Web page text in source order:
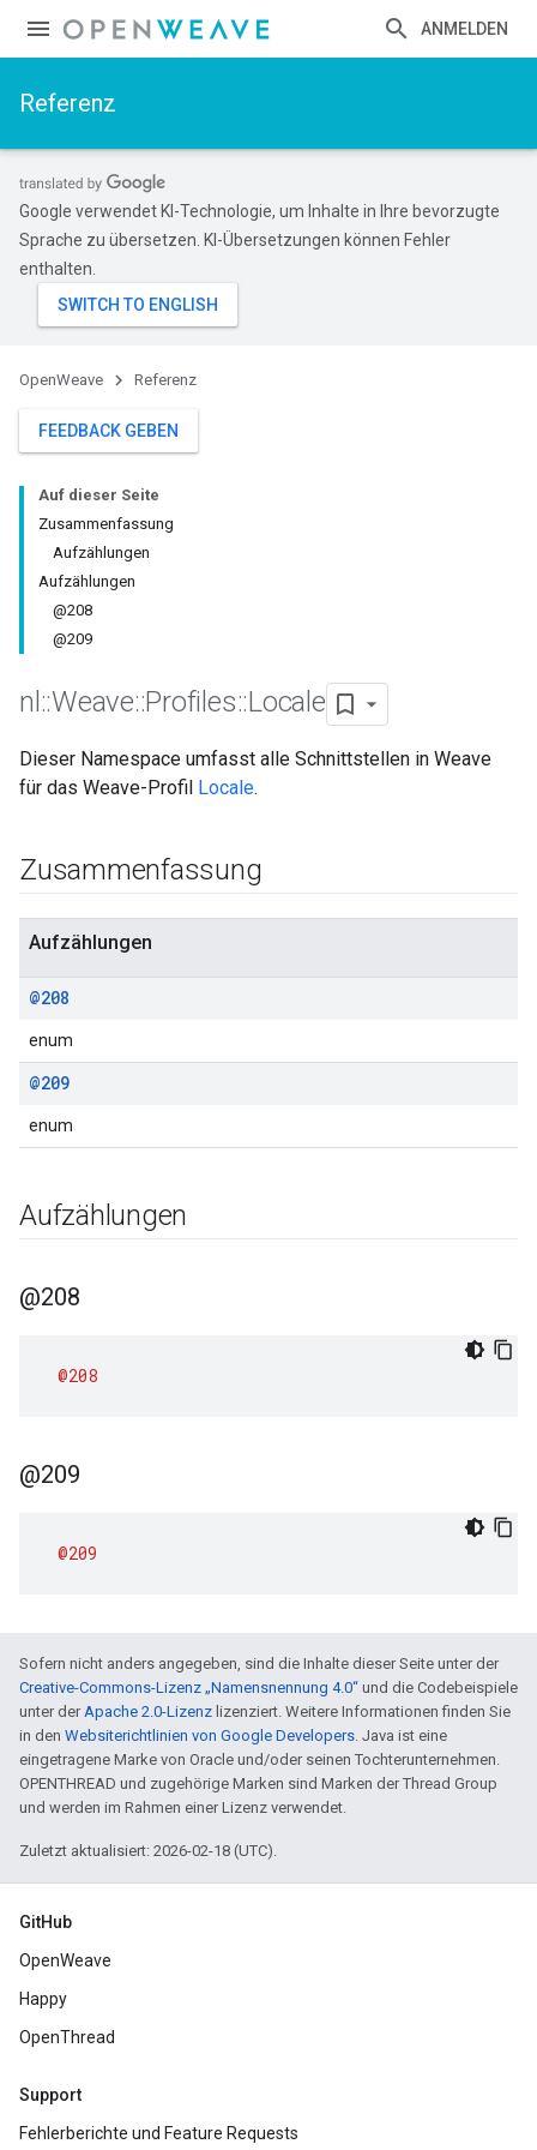
ANMELDEN
Referenz
Google verwendet KI-Technologie, um Inhalte in Ihre bevorzugte
Sprache zu übersetzen. KI-Übersetzungen können Fehler
enthalten.
OpenWeave Referenz
FEEDBACK GEBEN
Auf dieser Seite
Zusammenfassung
Aufzählungen
Aufzählungen
@208
@209
nl ::Weave::Profiles::Locale
Dieser Namespace umfasst alle Schnittstellen in Weave
für das Weave-Profil Locale.
Zusammenfassung
Aufzählungen
@208
enum
@209
enum
Aufzählungen
@208
@208
@209
@209
Sofern nicht anders angegeben, sind die Inhalte dieser Seite unter der
Creative-Commons-Lizenz „Namensnennung 4.0“ und die Codebeispiele
unter derApache 2.0-Lizenz lizenziert. Weitere Informationen finden Sie
in den Websiterichtlinien von Google Developers. Java ist eine
eingetragene Marke von Oracle und/oder seinen Tochterunternehmen.
OPENTHREAD und zugehörige Marken sind Marken der Thread Group
und werden im Rahmen einer Lizenz verwendet.
Zuletzt aktualisiert: 2026-02-18 (UTC).
GitHub
OpenWeave
Happy
OpenThread
Support
Fehlerberichte und Feature Requests